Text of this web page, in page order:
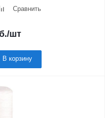
Сравнить
/шт
В корзину